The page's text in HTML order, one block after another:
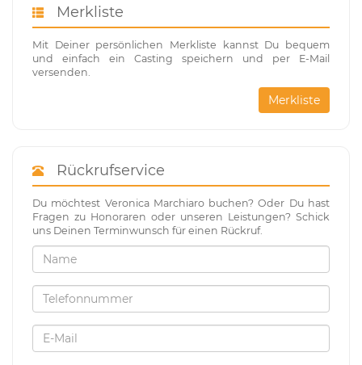
Merkliste
Mit Deiner persönlichen Merkliste kannst Du bequem
und einfach ein Casting speichern und per E-Mail
versenden.
Merkliste
Rückrufservice
Du möchtest Veronica Marchiaro buchen? Oder Du hast
Fragen zu Honoraren oder unseren Leistungen? Schick
uns Deinen Terminwunsch für einen Rückruf.